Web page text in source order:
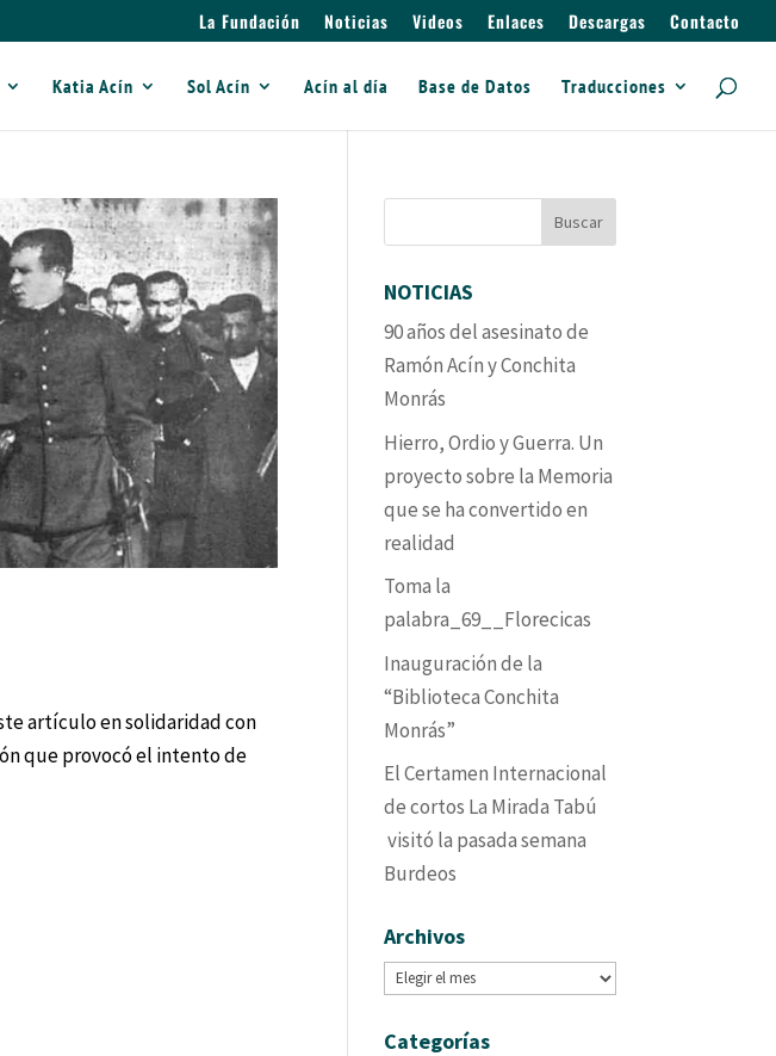
La Fundación Noticias Videos Enlaces Descargas Contacto
Katia Acín Sol Acín Acín al día Base de Datos Traducciones
artículo en solidaridad con
que provocó el intento de
NOTICIAS
90 años del asesinato de
Ramón Acín y Conchita
Monrás
Hierro, Ordio y Guerra. Un
proyecto sobre la Memoria
que se ha convertido en
realidad
Toma la
palabra_69__Florecicas
Inauguración de la
“Biblioteca Conchita
Monrás”
El Certamen Internacional
de cortos La Mirada Tabú
visitó la pasada semana
Burdeos
Archivos
Archivos
Categorías